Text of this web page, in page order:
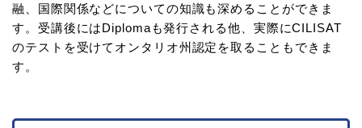
融、国際関係などについての知識も深めることができま
す。受講後にはDiplomaも発行される他、実際にCILISAT
のテストを受けてオンタリオ州認定を取ることもできま
す。